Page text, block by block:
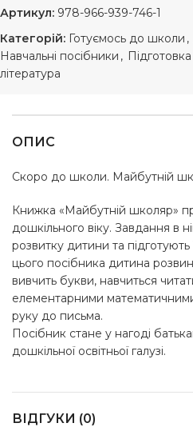
Артикул: 978-966-939-746-1
Категорій: Готуємось до школи ,
Навчальні посібники ,
література
ОПИС
Скоро до школи. Майбутній
Книжка «Майбутній школяр»
дошкільного віку. Завдання в
розвитку дитини та
цього посібника дитина
вивчить букви, навчиться
елементарними
руку до письма.
Посібник стане у нагоді
дошкільної освітньої галузі.
ВІДГУКИ (0)